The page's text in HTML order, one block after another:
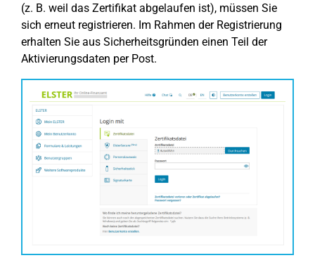
(z. B. weil das Zertifikat abgelaufen ist), müssen Sie
sich erneut registrieren. Im Rahmen der Registrierung
erhalten Sie aus Sicherheitsgründen einen Teil der
Aktivierungsdaten per Post.